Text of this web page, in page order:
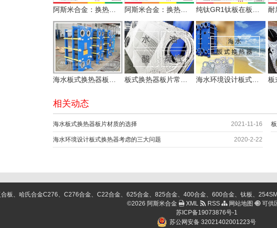
阿斯米合金：换热器行业配套用254SMO无缝管多规格供应 阿斯米合金：换热器用哈氏合金C276焊接管通过检测 纯钛GR1钛板在板式换热器板片压制的注意事项
相关动态
海水板式换热器板片材质的选择 2021-11-16
海水环境设计板式换热器考虑的三大问题 2020-2-22
板、哈氏合金C276、C276合金、C22合金、625合金、825合金、400合金、600合金、钛板、
©2026 阿斯米合金
XML RSS 网站地图
可供
苏ICP备19073876号-1
苏公网安备 32021402001223号